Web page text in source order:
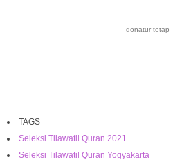
donatur-tetap
TAGS
Seleksi Tilawatil Quran 2021
Seleksi Tilawatil Quran Yogyakarta